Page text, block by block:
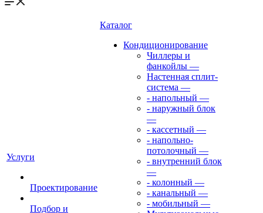
Услуги
Проектирование
Подбор и
Каталог
Кондиционирование
Чиллеры и
фанкойлы —
Настенная сплит-
система —
- напольный —
- наружный блок
—
- кассетный —
- напольно-
потолочный —
- внутренний блок
—
- колонный —
- канальный —
- мобильный —